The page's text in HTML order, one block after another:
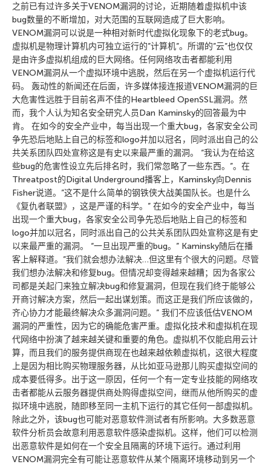
之前已有过许多关于VENOM漏洞的讨论，近期随着虚拟机中该
bug数量的不断增加，对大范围的互联网造成了巨大影响。
VENOM漏洞可以说是一种相对新时代虚拟化现象下的老式bug。
虚拟机是物理计算机内可独立运行的”计算机”。所谓的”云”也仅仅
是由许多虚拟机组成的巨大网络。任何网络攻击者都能利用
VENOM漏洞从一个虚拟环境中逃脱，然后在另一个虚拟机运行代
码。 轰动性的新闻还在后面，许多媒体接连报道VENOM漏洞的巨
大危害性远胜于目前名声不佳的Heartbleed OpenSSL漏洞。然
而，我个人认为知名安全研究人员Dan Kaminsky的回答最为中
肯。 在如今的安全产业中，每当出现一个重大bug，各家安全公司
争先恐后地贴上自己的标签和logo并加以冠名，同时派出自己的公
共关系团队四处宣称这是有史以来最严重的漏洞。 “我认为在给这
些bug的危害性设立先后排名时，我们常忽略了一些东西。”。在
Threatpost的Digital Underground播客上，Kaminsky向Dennis
Fisher说道。”这不是什么简单的钢铁侠大战美国队长。也是什么
《复仇者联盟》，这是严谨的科学。” 在如今的安全产业中，每当
出现一个重大bug，各家安全公司争先恐后地贴上自己的标签和
logo并加以冠名，同时派出自己的公共关系团队四处宣称这是有史
以来最严重的漏洞。 “一旦出现严重的bug。” Kaminsky随后在播
客上解释道。”我们就会想办法解决…但这里有个很大的问题。尽管
我们想办法解决和修复bug。但情况却变得越来越糟；因为各家公
司都是关起门来独立解决bug和修复漏洞，但现在我们终于能够公
开商讨解决方案，然后一起出谋划策。而这正是我们所应该做的，
齐心协力才能最终解决众多漏洞问题。” 我们不应该低估VENOM
漏洞的严重性，因为它的确能危害严重。虚拟化技术和虚拟机在现
代网络中扮演了越来越关键和重要的角色。虚拟机不仅能启用云计
算，而且我们的服务提供商现在也越来越依赖虚拟机，这很大程度
上是因为相比购买物理服务器，从比如亚马逊那儿购买虚拟空间的
成本要低得多。出于这一原因，任何一个有一定专业技能的网络攻
击者都能从云服务器提供商处购得虚拟空间，继而从他所购买的虚
拟环境中逃脱，随即移至同一主机下运行的其它任何一部虚拟机。
除此之外，该bug也可能对恶意软件测试者有所影响。大多数恶意
软件分析员会故意利用恶意软件感染虚拟机。这样，他们可以检测
出恶意软件是如何在一个安全且隔离的环境下运行。通过利用
VENOM漏洞完全有可能让恶意软件从某个隔离环境移动到另一个